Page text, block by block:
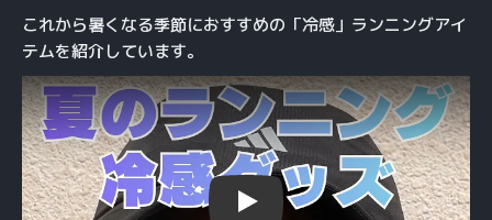
これから暑くなる季節におすすめの「冷感」ランニングアイ
テムを紹介しています。
Play